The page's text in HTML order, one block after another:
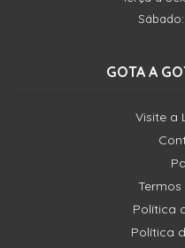
Sábado:
GOTA A
Visite a
Política
Política